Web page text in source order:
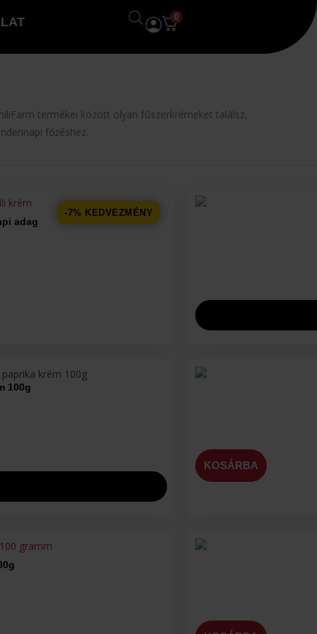
0
termékei között olyan fűszerkrémeket találsz,
főzéshez.
adag
-7% KEDVEZMÉNY
100g
KOSÁRBA